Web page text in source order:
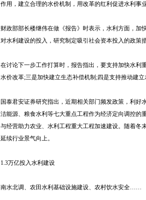
作用，建立合理的水价机制，用改革的红利促进水利事业
财政部部长楼继伟在做《报告》时表示，水利方面，
对水利建设的投入，研究制定吸引社会资本投入的政策
在讨论下一步工作打算时，报告指出，要支持加快水利
水价改革;三是加快建立生态补偿机制;四是支持推动建立
国泰君安证券研究指出，近期相关部门频发政策，利
洁能源、粮食水利等七大重点工程作为经济定向调控的
与经营助力农业、水利工程重大工程加速建设。随着冬
延续行业景气向上。
1.3万亿投入水利建设
南水北调、农田水利基础设施建设、农村饮水安全……